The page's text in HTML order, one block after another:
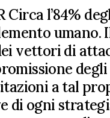
Circa l’84%
vettori di
a tal
di ogni